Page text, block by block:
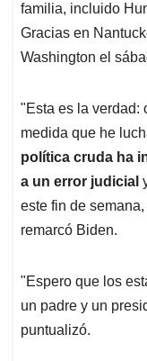
familia, incluido
Gracias en
Washington el
"Esta es la verdad:
medida que he
política cruda ha
a un error judicial
este fin de
remarcó Biden.
"Espero que los
un padre y un
puntualizó.